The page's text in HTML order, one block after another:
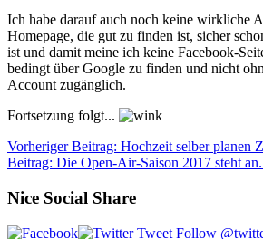
Ich habe darauf auch noch keine wirkliche
Homepage, die gut zu finden ist, sicher
ist und damit meine ich keine Facebook-
bedingt über Google zu finden und nicht
Account zugänglich.
Fortsetzung folgt...
Vorheriger Beitrag: Hochzeit selber planen
Beitrag: Die Open-Air-Saison 2017 steht
Nice Social Share
Tweet Follow